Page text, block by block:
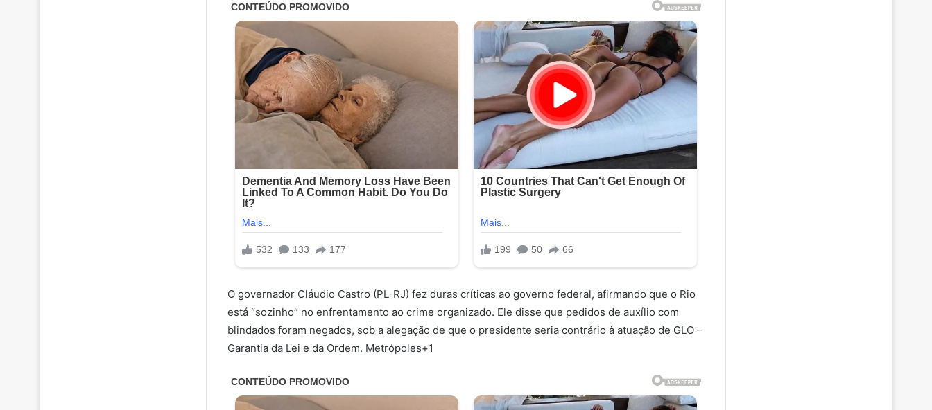
O governador Cláudio Castro (PL-RJ) fez duras críticas ao governo federal, afirmando que o Rio
está “sozinho” no enfrentamento ao crime organizado. Ele disse que pedidos de auxílio com
blindados foram negados, sob a alegação de que o presidente seria contrário à atuação de GLO –
Garantia da Lei e da Ordem. Metrópoles+1